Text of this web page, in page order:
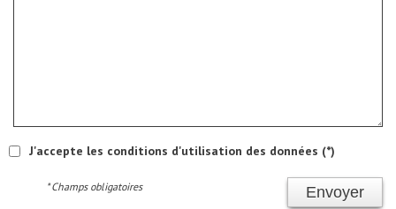
J'accepte les conditions d'utilisation des données (*)
Envoyer
* Champs obligatoires